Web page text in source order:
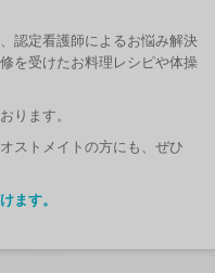
認定看護師によるお悩み解決
を受けたお料理レシピや体操
ります。
ストメイトの方にも、ぜひ
ます。